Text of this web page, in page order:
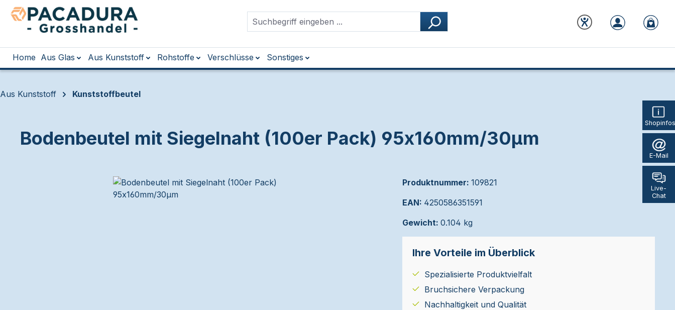
Hauptinhalt springen
Zur Suche springen
Zur Hauptnavigation springen
E-Mail
Live-
Chat
Home Aus Glas Aus Kunststoff Rohstoffe Verschlüsse Sonstiges
Aus Kunststoff Kunststoffbeutel
Bodenbeutel mit Siegelnaht (100er Pack) 95x160mm/30µm
Produktnummer: 109821
EAN: 4250586351591
Gewicht: 0.104 kg
Ihre Vorteile im Überblick
Spezialisierte Produktvielfalt
Bruchsichere Verpackung
Nachhaltigkeit und Qualität